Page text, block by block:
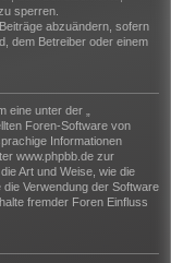
sperren.
abzuändern, sofern
dem Betreiber oder einem
unter der „
Foren-Software von
Informationen
www.phpbb.de zur
Art und Weise, wie die
Verwendung der Software
fremder Foren Einfluss